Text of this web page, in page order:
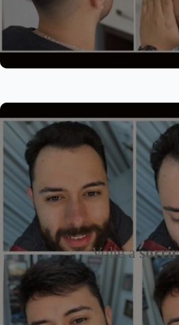
Volte asorrir